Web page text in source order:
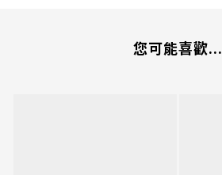
您可能喜歡...